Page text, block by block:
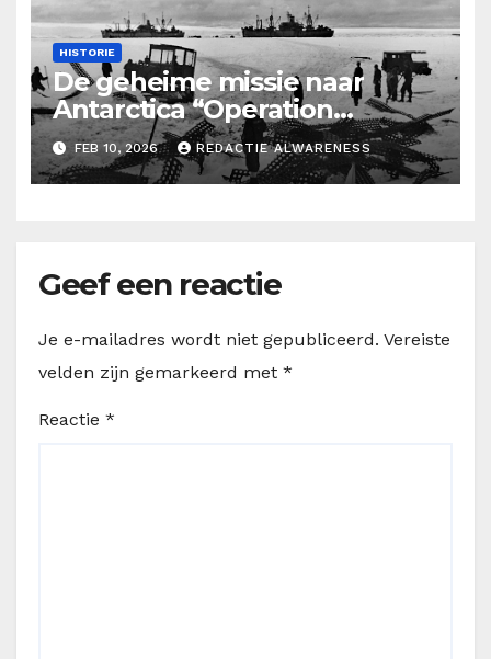
HISTORIE
De geheime missie naar
Antarctica “Operation
Highjump’
FEB 10, 2026 REDACTIE ALWARENESS
Geef een reactie
Je e-mailadres wordt niet gepubliceerd. Vereiste
velden zijn gemarkeerd met *
Reactie *